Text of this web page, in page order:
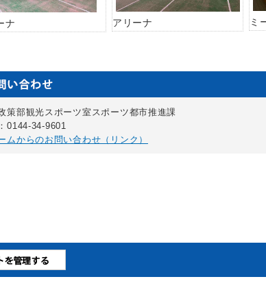
ナ アリーナ ミ
策部観光スポーツ室スポーツ都市推進課
0144-34-9601
ムからのお問い合わせ（リンク）